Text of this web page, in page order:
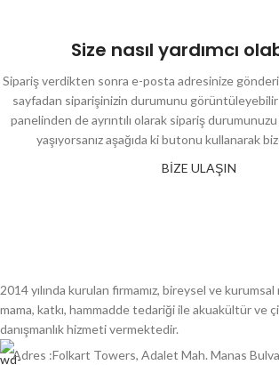
Size nasıl yardımcı
Sipariş verdikten sonra e-posta adresinize
sayfadan siparişinizin durumunu
panelinden de ayrıntılı olarak sipariş
yaşıyorsanız aşağıda ki butonu kullanarak
BİZE ULAŞIN
2014 yılında kurulan firmamız, bireysel ve
mama, katkı, hammadde tedariği ile akuakültür ve
danışmanlık hizmeti vermektedir.
Adres :Folkart Towers, Adalet Mah. Manas